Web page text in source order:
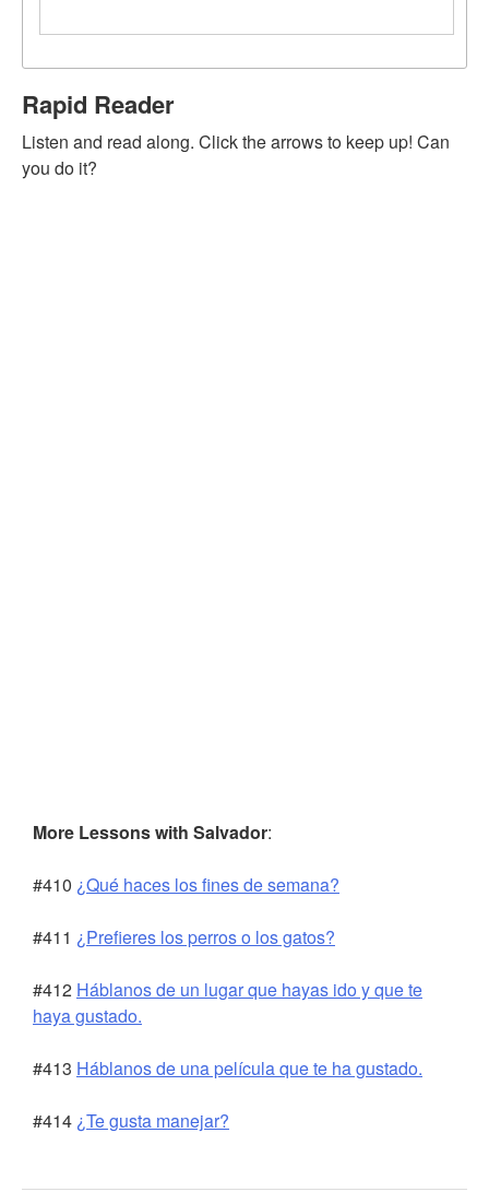
Rapid Reader
Listen and read along. Click the arrows to keep up! Can
you do it?
More Lessons with Salvador:
#410 ¿Qué haces los fines de semana?
#411 ¿Prefieres los perros o los gatos?
#412 Háblanos de un lugar que hayas ido y que te
haya gustado.
#413 Háblanos de una película que te ha gustado.
#414 ¿Te gusta manejar?